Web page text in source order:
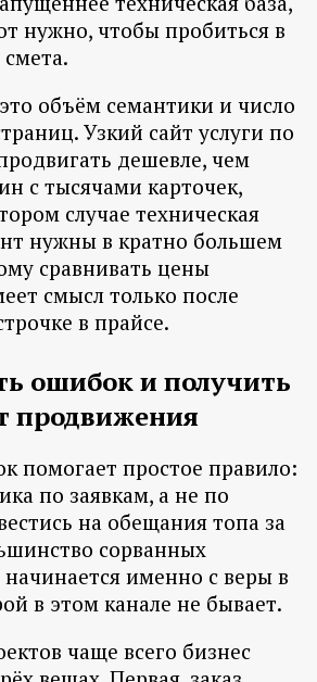
нужно, чтобы пробиться в
объём семантики и число
Узкий сайт услуги по
дешевле, чем
с тысячами карточек,
случае техническая
нужны в кратно большем
сравнивать цены
смысл только после
в прайсе.
ошибок и получить
продвижения
помогает простое правило:
по заявкам, а не по
на обещания топа за
сорванных
именно с веры в
в этом канале не бывает.
чаще всего бизнес